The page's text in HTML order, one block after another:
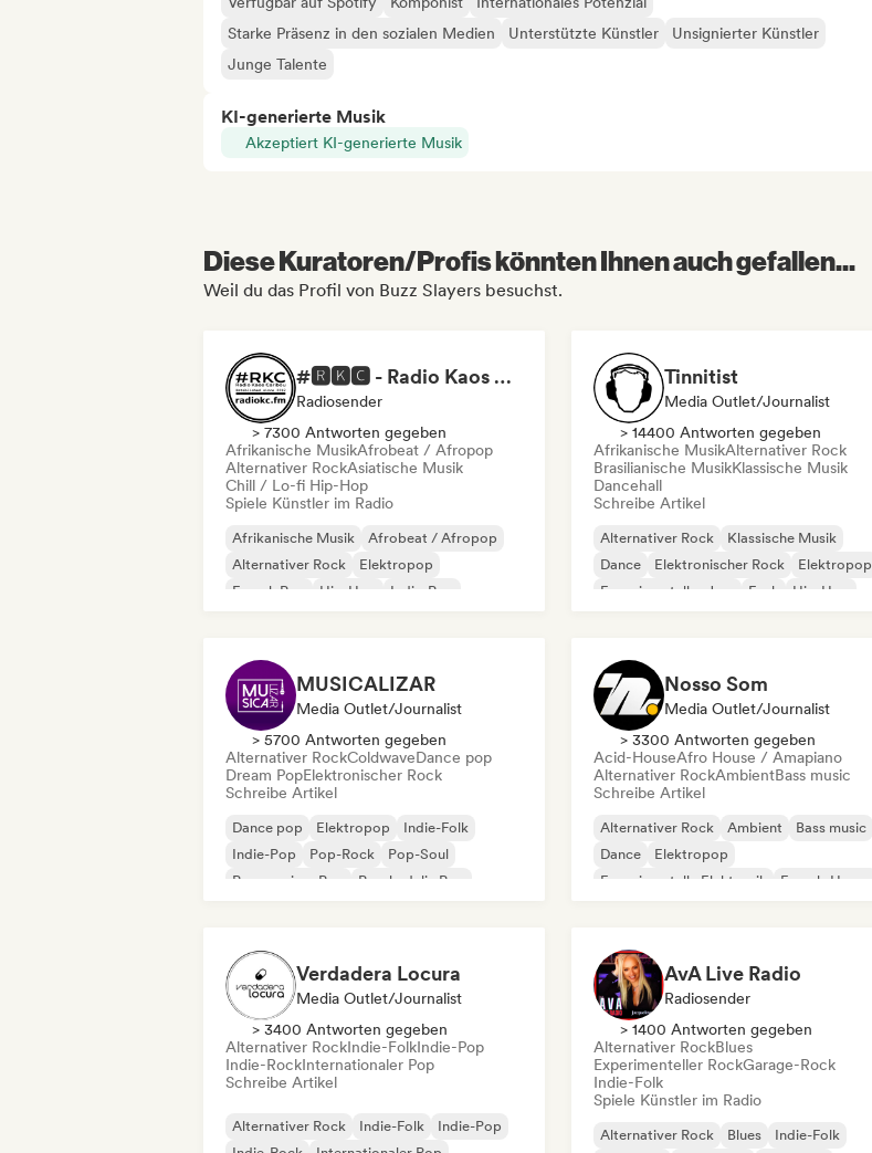
Starke Präsenz in den sozialen Medien
Unterstützte Künstler
Unsignierter Künstler
Junge Talente
KI-generierte Musik
Akzeptiert KI-generierte Musik
Diese Kuratoren/Profis könnten Ihnen auch gefallen...
Weil du das Profil von Buzz Slayers besuchst.
#🆁🅺🅲 - Radio Kaos Caribou
Radiosender
> 7300 Antworten gegeben
Afrikanische MusikAfrobeat / Afropop
Alternativer RockAsiatische Musik
Chill / Lo-fi Hip-Hop
Spiele Künstler im Radio
Afrikanische Musik
Afrobeat / Afropop
Alternativer Rock
Elektropop
French Pop
Hip-Hop
Indie-Pop
Tinnitist
Media Outlet/Journalist
> 14400 Antworten gegeben
Afrikanische MusikAlternativer Rock
Brasilianische MusikKlassische Musik
Dancehall
Schreibe Artikel
Alternativer Rock
Klassische Musik
Dance
Elektronischer Rock
Elektropop
Experimenteller Jazz
Funk Hip-Hop
MUSICALIZAR
Media Outlet/Journalist
> 5700 Antworten gegeben
Alternativer RockColdwaveDance pop
Dream PopElektronischer Rock
Schreibe Artikel
Dance pop Elektropop
Indie-Folk
Indie-Pop
Pop-Rock
Pop-Soul
Progressiver Pop
Psychedelic Pop
Nosso Som
Media Outlet/Journalist
> 3300 Antworten gegeben
Acid-HouseAfro House / Amapiano
Alternativer RockAmbientBass music
Schreibe Artikel
Alternativer Rock Ambient
Bass music
Dance
Elektropop
Experimentelle Elektronik
French-House
Verdadera Locura
Media Outlet/Journalist
> 3400 Antworten gegeben
Alternativer RockIndie-FolkIndie-Pop
Indie-RockInternationaler Pop
Schreibe Artikel
Alternativer Rock Indie-Folk
Indie-Pop
AvA Live Radio
Radiosender
> 1400 Antworten gegeben
Alternativer RockBlues
Experimenteller RockGarage-Rock
Indie-Folk
Spiele Künstler im Radio
Alternativer Rock Blues Indie-Folk